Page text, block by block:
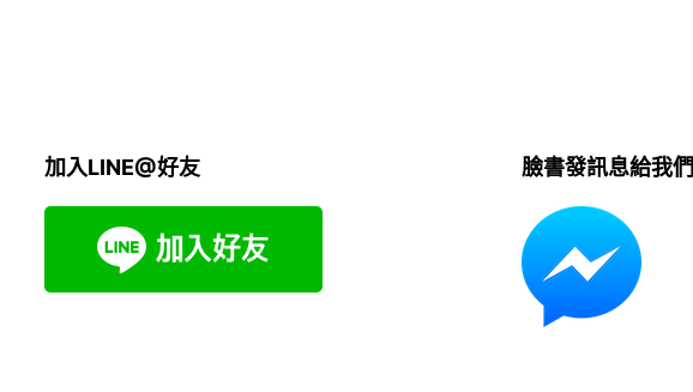
加入LINE@好友 臉書發訊息給我們